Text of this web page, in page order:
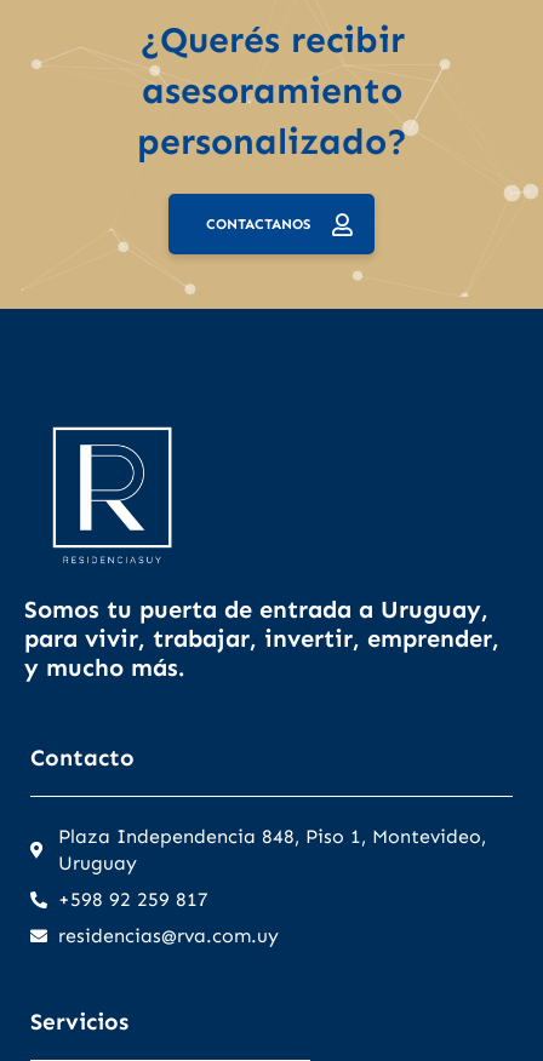
¿Querés recibir
asesoramiento
personalizado?
CONTACTANOS
Somos tu puerta de entrada a Uruguay,
para vivir, trabajar, invertir, emprender,
y mucho más.
Contacto
Plaza Independencia 848, Piso 1, Montevideo,
Uruguay
+598 92 259 817
residencias@rva.com.uy
Servicios